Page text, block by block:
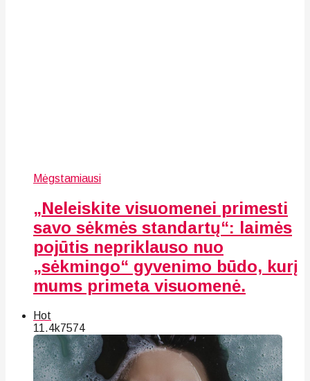
Mėgstamiausi
„Neleiskite visuomenei primesti
savo sėkmės standartų“: laimės
pojūtis nepriklauso nuo
„sėkmingo“ gyvenimo būdo, kurį
mums primeta visuomenė.
Hot
11.4k7574